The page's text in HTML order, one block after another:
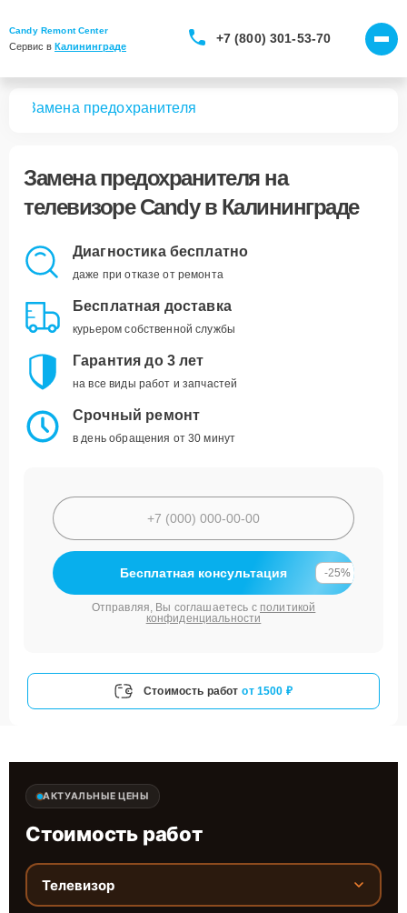
Candy Remont Center
Сервис в Калининграде
+7 (800) 301-53-70
Замена предохранителя
Замена предохранителяна
телевизоре Candy в Калининграде
Диагностика бесплатно
даже при отказе от ремонта
Бесплатная доставка
курьером собственной службы
Гарантия до 3 лет
на все виды работ и запчастей
Срочный ремонт
в день обращения от 30 минут
Бесплатная консультация -25%
Отправляя, Вы соглашаетесь с политикой
конфиденциальности
Стоимость работ от 1500 ₽
АКТУАЛЬНЫЕ ЦЕНЫ
Стоимость работ
Телевизор